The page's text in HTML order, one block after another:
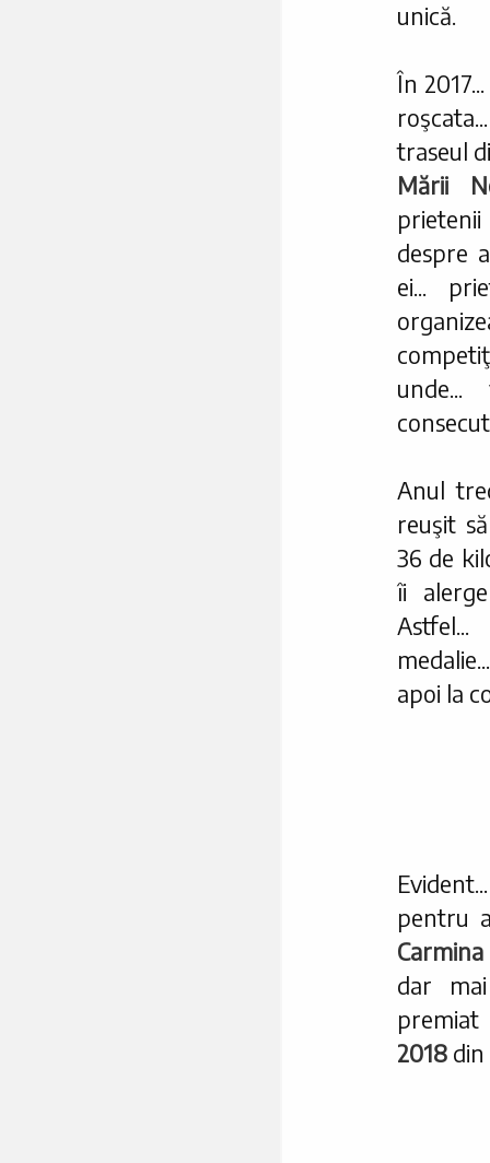
unică.
În
traseul
Mării
despre
ei...
Anul
reuşit
36 de
îi
apoi la
pentru
Carmina
dar
2018din